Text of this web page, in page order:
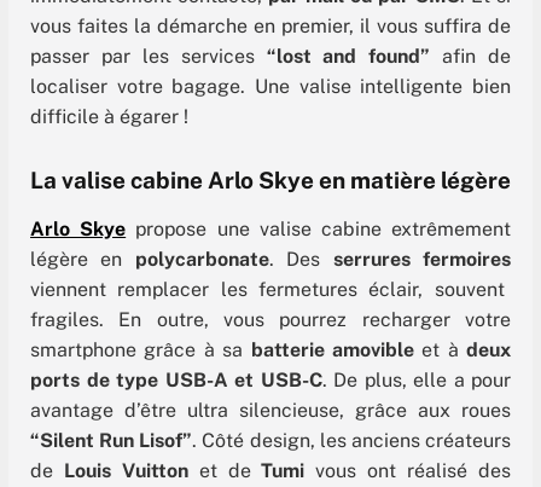
vous faites la démarche en premier, il vous suffira de
passer par les services “lost and found” afin de
localiser votre bagage. Une valise intelligente bien
difficile à égarer !
La valise cabine Arlo Skye en matière légère
Arlo Skye propose une valise cabine extrêmement
légère en polycarbonate. Des serrures fermoires
viennent remplacer les fermetures éclair, souvent
fragiles. En outre, vous pourrez recharger votre
smartphone grâce à sa batterie amovibleet à deux
ports de type USB-A et USB-C. De plus, elle a pour
avantage d’être ultra silencieuse, grâce aux roues
“Silent Run Lisof”. Côté design, les anciens créateurs
de Louis Vuittonet deTumi vous ont réalisé des